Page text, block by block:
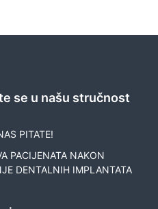
se u našu stručnost
PITATE!
PACIJENATA NAKON
DENTALNIH IMPLANTATA